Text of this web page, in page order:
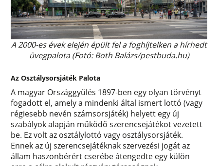
A 2000-es évek elején épült fel a foghíjtelken a hírhedt
üvegpalota (Fotó: Both Balázs/pestbuda.hu)
Az Osztálysorsjáték Palota
A magyar Országgyűlés 1897-ben egy olyan törvényt
fogadott el, amely a mindenki által ismert lottó (vagy
régiesebb nevén számsorsjáték) helyett egy új
szabályok alapján működő szerencsejátékot vezetett
be. Ez volt az osztálylottó vagy osztálysorsjáték.
Ennek az új szerencsejátéknak szervezési jogát az
állam haszonbérért cserébe átengedte egy külön